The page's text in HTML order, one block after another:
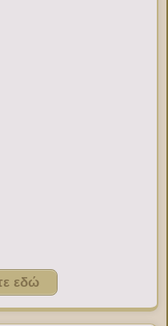
εδώ